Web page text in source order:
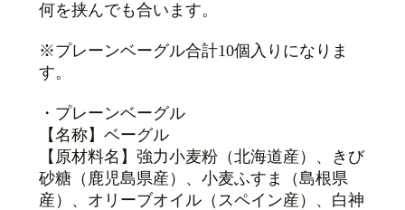
何を挟んでも合います。
※プレーンベーグル合計10個入りになりま
す。
・プレーンベーグル
【名称】ベーグル
【原材料名】強力小麦粉（北海道産）、きび
砂糖（鹿児島県産）、小麦ふすま（島根県
産）、オリーブオイル（スペイン産）、白神